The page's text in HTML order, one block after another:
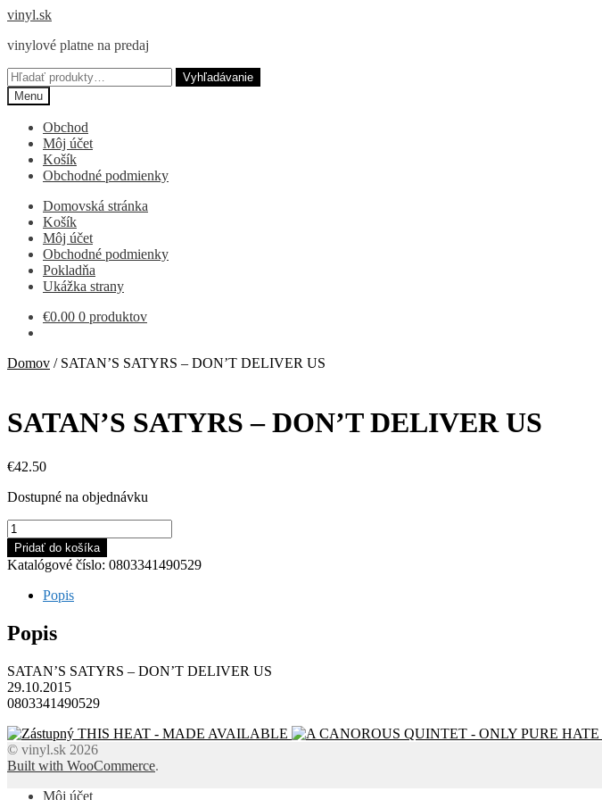
Preskočiť
navigáciu
Preskočiť
obsah
vinyl.sk
vinylové platne na predaj
Hľadať:
Vyhľadávanie
Menu
Obchod
Môj účet
Košík
Obchodné podmienky
Domovská stránka
Košík
Môj účet
Obchodné podmienky
Pokladňa
Ukážka strany
€0.00 0 produktov
Domov / SATAN’S SATYRS – DON’T DELIVER US
SATAN’S SATYRS – DON’T DELIVER US
€42.50
Dostupné na objednávku
množstvo
SATAN'S
SATYRS
-
DON'T
DELIVER
US
Pridať do košíka
Katalógové číslo: 0803341490529
Popis
Popis
SATAN’S SATYRS – DON’T DELIVER US
29.10.2015
0803341490529
THIS HEAT - MADE AVAILABLE
© vinyl.sk 2026
Built with WooCommerce.
Môj účet